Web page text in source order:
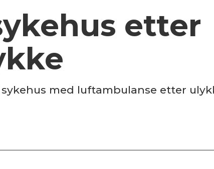
etter
med luftambulanse etter